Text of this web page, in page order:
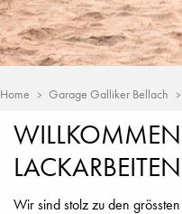
Home Garage Galliker Bellach
WILLKOMMEN
Wir sind stolz zu den